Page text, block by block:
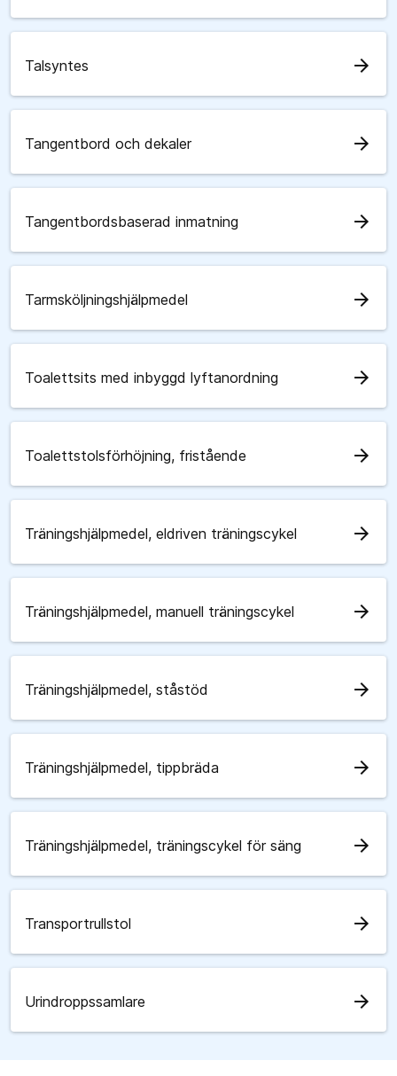
Talsyntes arrow_forward
Tangentbord och dekaler arrow_forward
Tangentbordsbaserad inmatning arrow_forward
Tarmsköljningshjälpmedel arrow_forward
Toalettsits med inbyggd lyftanordning arrow_forward
Toalettstolsförhöjning, fristående arrow_forward
Träningshjälpmedel, eldriven träningscykel arrow_forward
Träningshjälpmedel, manuell träningscykel arrow_forward
Träningshjälpmedel, ståstöd arrow_forward
Träningshjälpmedel, tippbräda arrow_forward
Träningshjälpmedel, träningscykel för säng arrow_forward
Transportrullstol arrow_forward
Urindroppssamlare arrow_forward